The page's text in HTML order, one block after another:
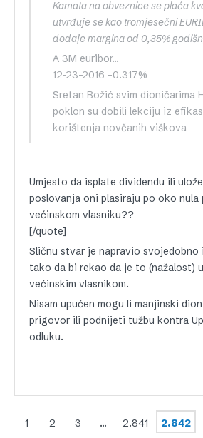
Kamata na obveznice se plaća
utvrđuje se kao tromjesečni
dodaje margina od 0,35%
A 3M euribor…
12-23-2016 -0.317%
Sretan Božić svim dioničarima
poklon su dobili lekciju iz
korištenja novčanih viškova
Umjesto da isplate dividendu ili
poslovanja oni plasiraju po oko
većinskom vlasniku??
[/quote]
Sličnu stvar je napravio svojedobno
tako da bi rekao da je to (nažalost)
većinskim vlasnikom.
Nisam upućen mogu li manjinski
prigovor ili podnijeti tužbu kontra
odluku.
1 2 3 … 2.841 2.842